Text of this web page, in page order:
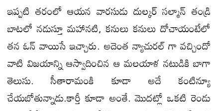
ఇప్పటి తరంలో ఆయన వారసుడు దుల్కర్ సల్మాన్ తండ్రి
బాటలో నడుస్తూ మహానటి, కనులు కనులు దోచాయంటేలో
తన ఓన్ వాయిసే ఇచ్చారు. అదెంత న్యాచురల్ గా వచ్చిందో
వాటి విజయాన్ని ఆస్వాదించిన ఆ మలయాళ నటుడికి బాగా
తెలుసు. సీతారామంకి కూడా అదే కంటిన్యూ
చేయబోతున్నాడు.కార్తీ కూడా అంతే. మొదట్లో ఒకటి రెండు